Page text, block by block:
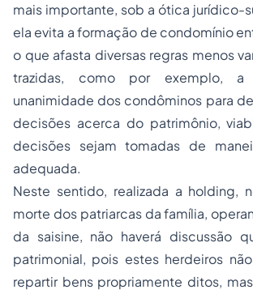
mais importante, sob a ótica jurídico-
ela evita a formação de condomínio
o que afasta diversas regras menos
trazidas, como por exemplo, a
unanimidade dos condôminos para
decisões acerca do patrimônio,
decisões sejam tomadas de
adequada.
Neste sentido, realizada a holding,
morte dos patriarcas da família,
da saisine, não haverá discussão
patrimonial, pois estes herdeiros
repartir bens propriamente ditos,